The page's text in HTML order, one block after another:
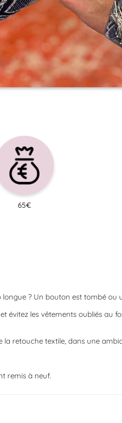
65€
? Un bouton est tombé ou
évitez les vêtements oubliés au
la retouche textile, dans une
remis à neuf.